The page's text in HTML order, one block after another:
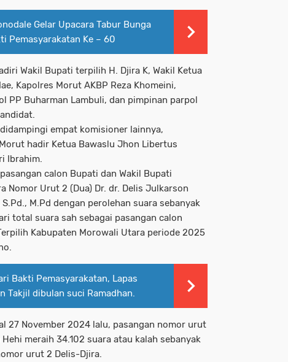
Gelar Upacara Tabur Bunga
Pemasyarakatan Ke – 60
Wakil Bupati terpilih H. Djira K, Wakil Ketua
Kapolres Morut AKBP Reza Khomeini,
PP Buharman Lambuli, dan pimpinan parpol
empat komisioner lainnya,
hadir Ketua Bawaslu Jhon Libertus
Ibrahim.
calon Bupati dan Wakil Bupati
Nomor Urut 2 (Dua) Dr. dr. Delis Julkarson
M.Pd dengan perolehan suara sebanyak
total suara sah sebagai pasangan calon
Kabupaten Morowali Utara periode 2025
Bakti Pemasyarakatan, Lapas
Takjil dibulan suci Ramadhan.
27 November 2024 lalu, pasangan nomor urut
meraih 34.102 suara atau kalah sebanyak
urut 2 Delis-Djira.